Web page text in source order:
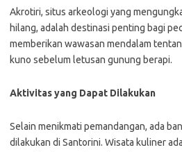
Akrotiri, situs arkeologi yang
hilang, adalah destinasi penting bagi
memberikan wawasan mendalam
kuno sebelum letusan gunung berapi.
Aktivitas yang Dapat Dilakukan
Selain menikmati pemandangan, ada
dilakukan di Santorini. Wisata kuliner